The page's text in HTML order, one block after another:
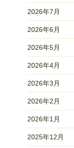
2026年7月
2026年6月
2026年5月
2026年4月
2026年3月
2026年2月
2026年1月
2025年12月